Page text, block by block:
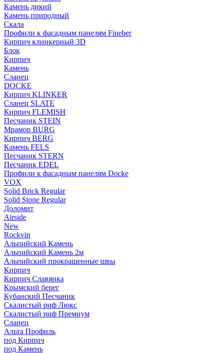
Камень дикий
Камень природный
Скала
Профили к фасадным панелям Fineber
Кирпич клинкерный 3D
Блок
Кирпич
Камень
Сланец
DOCKE
Кирпич KLINKER
Сланец SLATE
Кирпич FLEMISH
Пес­ча­ник STEIN
Мрамор BURG
Кирпич BERG
Камень FELS
Пес­ча­ник STERN
Пес­ча­ник EDEL
Профили к фасадным панелям Docke
VOX
Solid Brick Regular
Solid Stone Regular
Доломит
Airside
New
Rockvin
Альпийский Камень
Альпийский Камень 2м
Альпийский прокрашенные швы
Кирпич
Кирпич Славянка
Крымский берег
Кубанский Песчаник
Скалистый риф Люкс
Скалистый риф Премиум
Сланец
Альта Профиль
под Кирпич
под Камень